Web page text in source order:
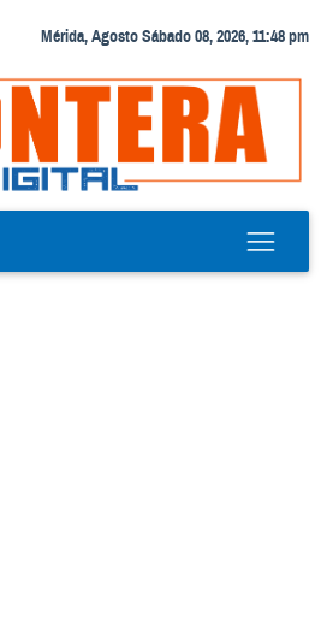
Mérida, Agosto Sábado 08, 2026, 11:48 pm